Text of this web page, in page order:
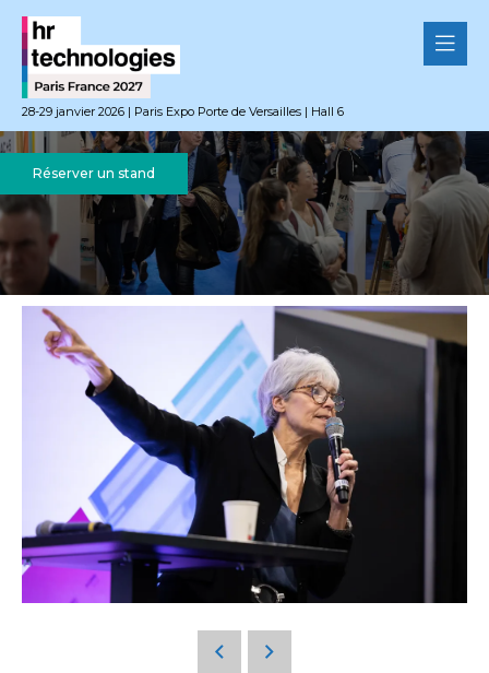
28-29 janvier 2026 | Paris Expo Porte de Versailles | Hall 6
Réserver un stand